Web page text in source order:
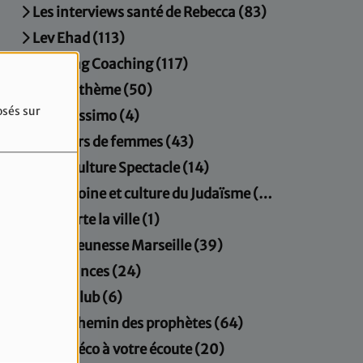
sur
Les interviews santé de Rebecca (83)
Lev Ehad (113)
Morning Coaching (117)
Musicathème (50)
Orientissimo (4)
Parcours de femmes (43)
Paris Culture Spectacle (14)
Patrimoine et culture du Judaïsme (20)
Plus verte la ville (1)
Radio Jeunesse Marseille (39)
Résonances (24)
Sport Club (6)
Sur le chemin des prophètes (64)
Un gynéco à votre écoute (20)